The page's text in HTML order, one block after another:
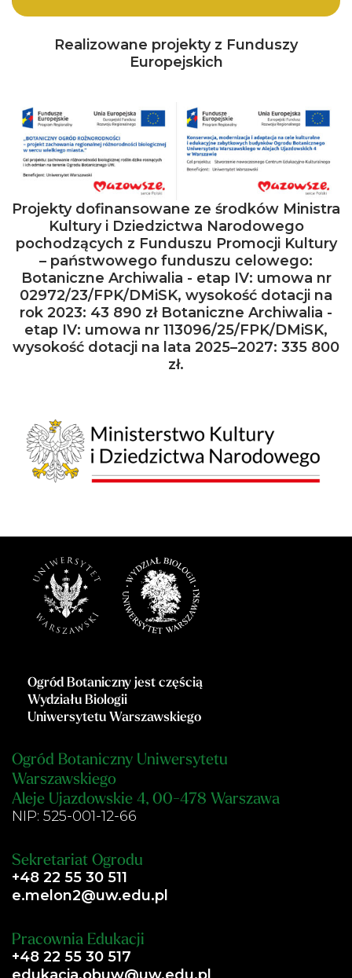
Realizowane projekty z Funduszy
Europejskich
Projekty dofinansowane ze środków Ministra
Kultury i Dziedzictwa Narodowego
pochodzących z Funduszu Promocji Kultury
– państwowego funduszu celowego:
Botaniczne Archiwalia - etap IV: umowa nr
02972/23/FPK/DMiSK, wysokość dotacji na
rok 2023: 43 890 zł Botaniczne Archiwalia -
etap IV: umowa nr 113096/25/FPK/DMiSK,
wysokość dotacji na lata 2025–2027: 335 800
zł.
Ogród Botaniczny jest częścią
Wydziału Biologii
Uniwersytetu Warszawskiego
Ogród Botaniczny Uniwersytetu
Warszawskiego
Aleje Ujazdowskie 4, 00-478 Warszawa
NIP: 525-001-12-66
Sekretariat Ogrodu
+48 22 55 30 511
e.melon2@uw.edu.pl
Pracownia Edukacji
+48 22 55 30 517